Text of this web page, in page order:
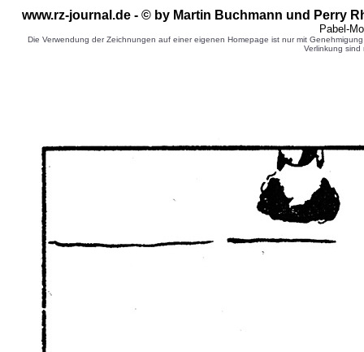
www.rz-journal.de - © by Martin Buchmann und Perry
Pabel-
Die Verwendung der Zeichnungen auf einer eigenen Homepage ist nur mit
Verlinkung sind